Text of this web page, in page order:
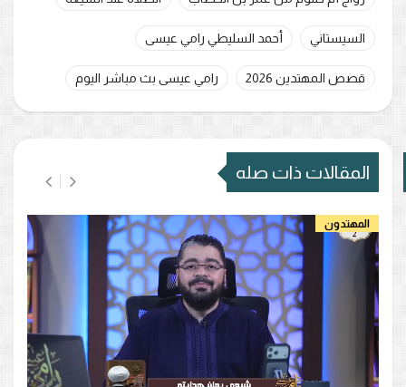
السيستاني أحمد السليطي رامي عيسى
قصص المهتدين 2026 رامي عيسى بث مباشر اليوم
المقالات ذات صله
المهتدون